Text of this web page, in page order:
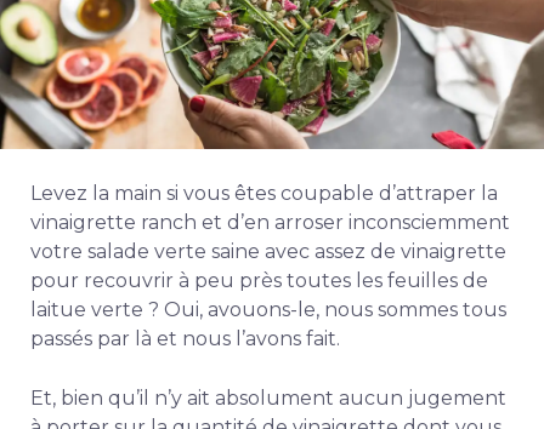
Levez la main si vous êtes coupable d’attraper la
vinaigrette ranch et d’en arroser inconsciemment
votre salade verte saine avec assez de vinaigrette
pour recouvrir à peu près toutes les feuilles de
laitue verte ? Oui, avouons-le, nous sommes tous
passés par là et nous l’avons fait.
Et, bien qu’il n’y ait absolument aucun jugement